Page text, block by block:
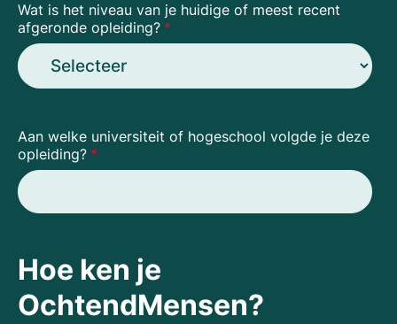
Wat is het niveau van je huidige of meest recent
afgeronde opleiding? *
Aan welke universiteit of hogeschool volgde je deze
opleiding? *
Hoe ken je
OchtendMensen?